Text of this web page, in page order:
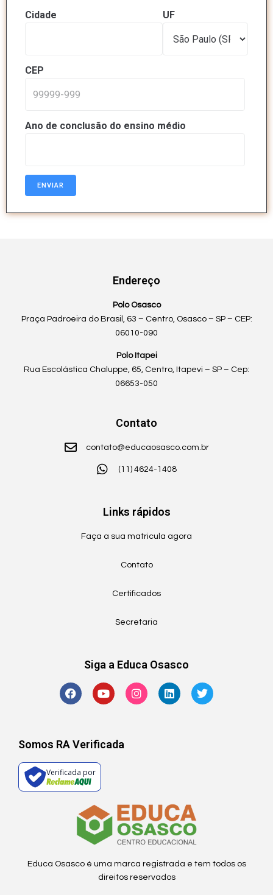
Cidade UF
CEP
Ano de conclusão do ensino médio
Endereço
Polo Osasco
Praça Padroeira do Brasil, 63 – Centro, Osasco – SP – CEP:
06010-090
Polo Itapei
Rua Escolástica Chaluppe, 65, Centro, Itapevi – SP – Cep:
06653-050
Contato
contato@educaosasco.com.br
(11) 4624-1408
Links rápidos
Faça a sua matricula agora
Contato
Certificados
Secretaria
Siga a Educa Osasco
Somos RA Verificada
Verificada por
Educa Osasco é uma marca registrada e tem todos os
direitos reservados